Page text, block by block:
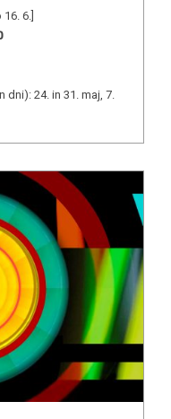
6.]
dni): 24. in 31. maj, 7.